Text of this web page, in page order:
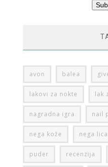
avon balea
lakovi za nokte lak
nagradna igra nail
nega kože nega lica
puder recenzija